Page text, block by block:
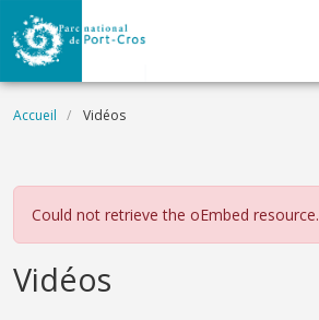
Aller au contenu principal
Fil d'Ariane
Accueil Vidéos
Message d'erreur
Could not retrieve the oEmbed resource.
Vidéos